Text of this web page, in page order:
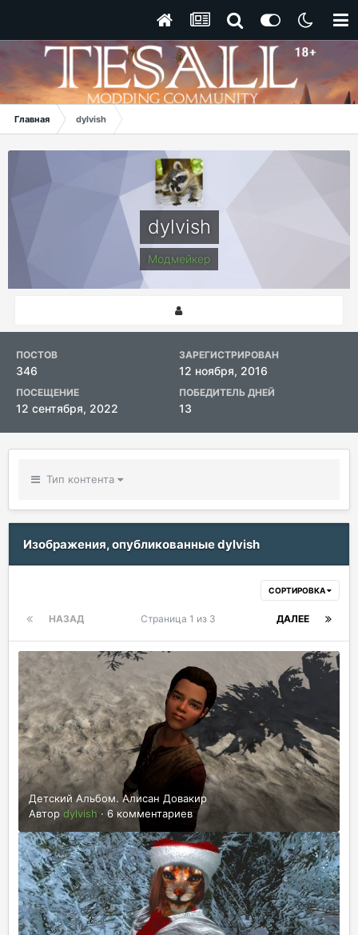
Главная dylvish
dylvish
Модмейкер
ПОСТОВ
346
ЗАРЕГИСТРИРОВАН
12 ноября, 2016
ПОСЕЩЕНИЕ
12 сентября, 2022
ПОБЕДИТЕЛЬ ДНЕЙ
13
Тип контента
Изображения, опубликованные dylvish
СОРТИРОВКА
НАЗАД ДАЛЕЕ
Страница 1 из 3
Детский Альбом. Алисан Довакир
Автор dylvish · 6 комментариев